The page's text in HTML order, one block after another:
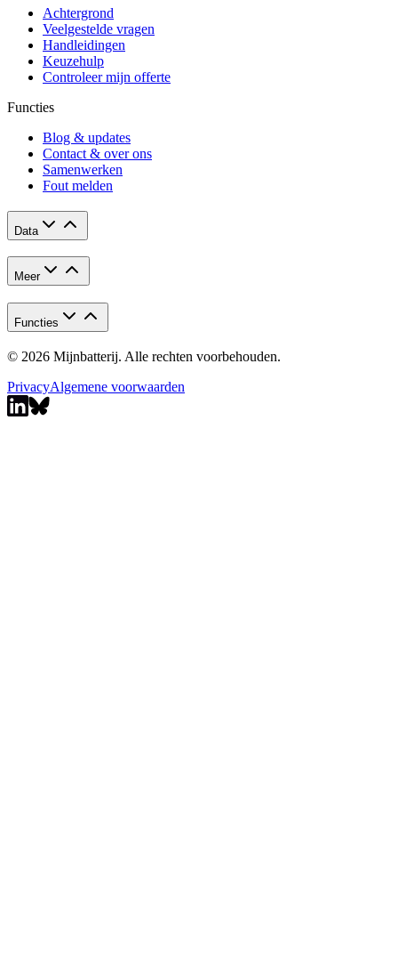
Achtergrond
Veelgestelde vragen
Handleidingen
Keuzehulp
Controleer mijn offerte
Functies
Blog & updates
Contact & over ons
Samenwerken
Fout melden
Data
Meer
Functies
© 2026 Mijnbatterij. Alle rechten voorbehouden.
PrivacyAlgemene voorwaarden